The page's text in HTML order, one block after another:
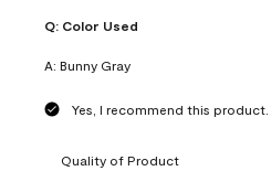
Q: Color Used
A: Bunny Gray
Yes, I recommend this product.
Quality of Product